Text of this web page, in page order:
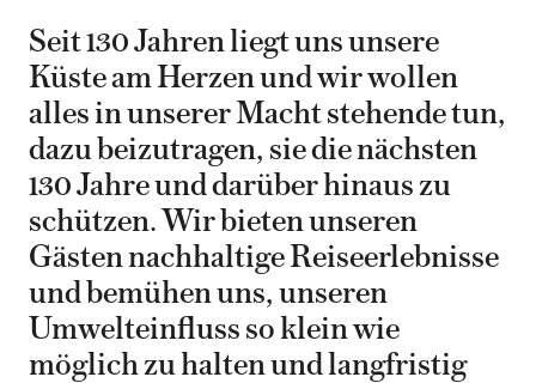
Seit 130 Jahren liegt uns unsere
Küste am Herzen und wir wollen
alles in unserer Macht stehende tun,
dazu beizutragen, sie die nächsten
130 Jahre und darüber hinaus zu
schützen. Wir bieten unseren
Gästen nachhaltige Reiseerlebnisse
und bemühen uns, unseren
Umwelteinfluss so klein wie
möglich zu halten und langfristig